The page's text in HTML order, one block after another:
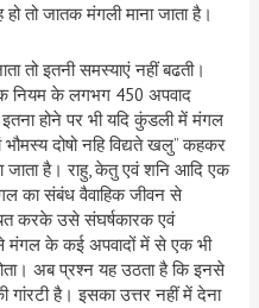
तो जातक मंगली माना जाता है।
तो इतनी समस्याएं नहीं बढती।
नियम के लगभग 450 अपवाद
होने पर भी यदि कुंडली में मंगल
भौमस्य दोषो नहि विद्यते खलु” कहकर
जाता है। राहु, केतु एवं शनि आदि एक
का संबंध वैवाहिक जीवन से
करके उसे संघर्षकारक एवं
से मंगल के कई अपवादों में से एक भी
अब प्रश्न यह उठता है कि इनसे
गांरटी है। इसका उत्तर नहीं में देना